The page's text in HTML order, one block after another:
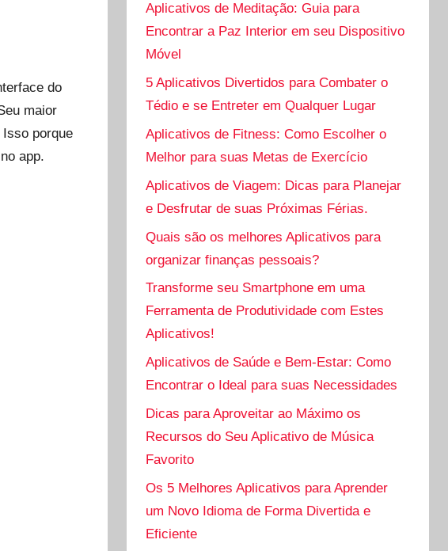
do
maior
porque
app.
Aplicativos de Meditação: Guia para
Encontrar a Paz Interior em seu Dispositivo
Móvel
5 Aplicativos Divertidos para Combater o
Tédio e se Entreter em Qualquer Lugar
Aplicativos de Fitness: Como Escolher o
Melhor para suas Metas de Exercício
Aplicativos de Viagem: Dicas para Planejar
e Desfrutar de suas Próximas Férias.
Quais são os melhores Aplicativos para
organizar finanças pessoais?
Transforme seu Smartphone em uma
Ferramenta de Produtividade com Estes
Aplicativos!
Aplicativos de Saúde e Bem-Estar: Como
Encontrar o Ideal para suas Necessidades
Dicas para Aproveitar ao Máximo os
Recursos do Seu Aplicativo de Música
Favorito
Os 5 Melhores Aplicativos para Aprender
um Novo Idioma de Forma Divertida e
Eficiente